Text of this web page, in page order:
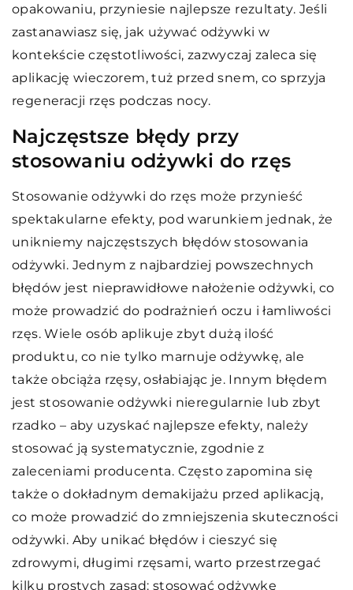
opakowaniu, przyniesie najlepsze rezultaty. Jeśli
zastanawiasz się, jak używać odżywki w
kontekście częstotliwości, zazwyczaj zaleca się
aplikację wieczorem, tuż przed snem, co sprzyja
regeneracji rzęs podczas nocy.
Najczęstsze błędy przy
stosowaniu odżywki do rzęs
Stosowanie odżywki do rzęs może przynieść
spektakularne efekty, pod warunkiem jednak, że
unikniemy najczęstszych błędów stosowania
odżywki. Jednym z najbardziej powszechnych
błędów jest nieprawidłowe nałożenie odżywki, co
może prowadzić do podrażnień oczu i łamliwości
rzęs. Wiele osób aplikuje zbyt dużą ilość
produktu, co nie tylko marnuje odżywkę, ale
także obciąża rzęsy, osłabiając je. Innym błędem
jest stosowanie odżywki nieregularnie lub zbyt
rzadko – aby uzyskać najlepsze efekty, należy
stosować ją systematycznie, zgodnie z
zaleceniami producenta. Często zapomina się
także o dokładnym demakijażu przed aplikacją,
co może prowadzić do zmniejszenia skuteczności
odżywki. Aby unikać błędów i cieszyć się
zdrowymi, długimi rzęsami, warto przestrzegać
kilku prostych zasad: stosować odżywkę